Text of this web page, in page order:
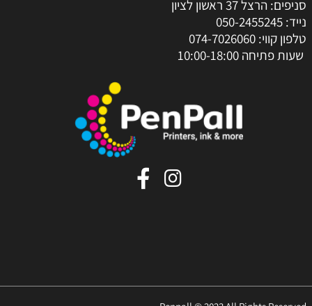
סניפים: הרצל 37 ראשון לציון
נייד: 050-2455245
טלפון קווי: 074-7026060
שעות פתיחה 10:00-18:00